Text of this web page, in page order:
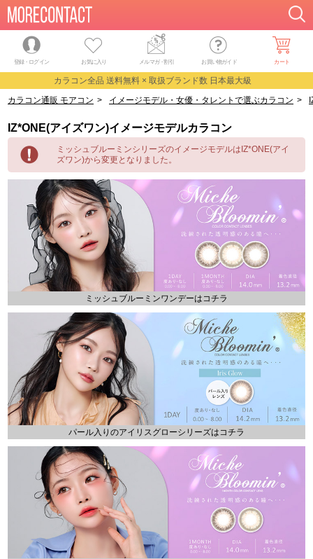
登録・ログイン お気に入り メルマガ・割引 お買い物ガイド カート
カラコン全品 送料無料 × 取扱ブランド数 日本最大級
カラコン通販 モアコン > イメージモデル・女優・タレントで選ぶカラコン >
IZ*ONE(アイズワン)イメージモデルカラコン
ミッシュブルーミンシリーズのイメージモデルはIZ*ONE(アイ
ズワン)から変更となりました。
ミッシュブルーミンワンデーはコチラ
パール入りのアイリスグローシリーズはコチラ